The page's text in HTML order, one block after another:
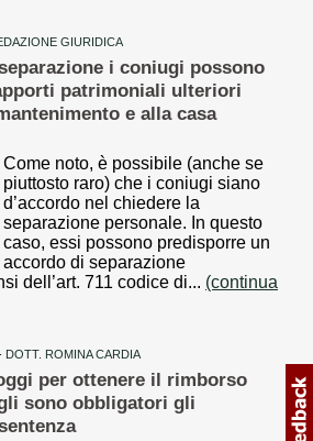
GIURIDICA
i coniugi possono
patrimoniali ulteriori
e alla casa
Come noto, è possibile (anche se
piuttosto raro) che i coniugi siano
d’accordo nel chiedere la
separazione personale. In questo
caso, essi possono predisporre un
accordo di separazione
dell’art. 711 codice di... (continua
DOTT. ROMINA CARDIA
per ottenere il rimborso
sono obbligatori gli